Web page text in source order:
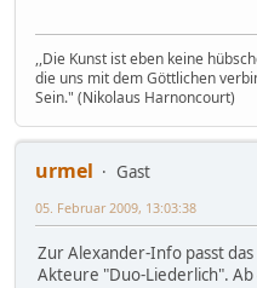
,,Die Kunst ist eben keine
die uns mit dem Göttlichen
Sein." (Nikolaus Harnoncourt)
urmel
Gast
05. Februar 2009, 13:03:38
Zur Alexander-Info passt
Akteure "Duo-Liederlich".